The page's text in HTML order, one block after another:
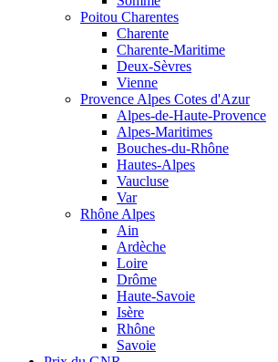
Poitou Charentes
Charente
Charente-Maritime
Deux-Sèvres
Vienne
Provence Alpes Cotes d'Azur
Alpes-de-Haute-Provence
Alpes-Maritimes
Bouches-du-Rhône
Hautes-Alpes
Vaucluse
Var
Rhône Alpes
Ain
Ardèche
Loire
Drôme
Haute-Savoie
Isère
Rhône
Savoie